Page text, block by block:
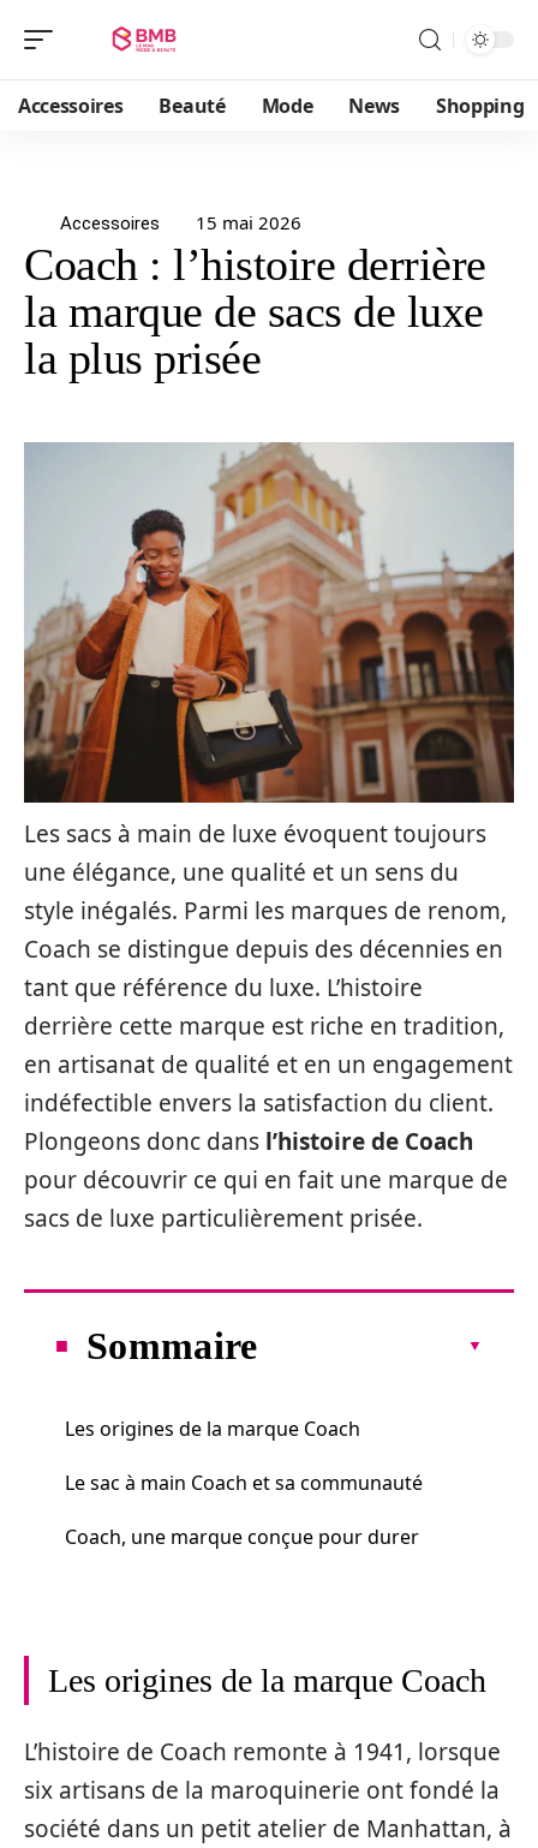
Accessoires Beauté Mode News Shopping
Accessoires 15 mai 2026
Coach : l’histoire derrière
la marque de sacs de luxe
la plus prisée
Les sacs à main de luxe évoquent toujours
une élégance, une qualité et un sens du
style inégalés. Parmi les marques de renom,
Coach se distingue depuis des décennies en
tant que référence du luxe. L’histoire
derrière cette marque est riche en tradition,
en artisanat de qualité et en un engagement
indéfectible envers la satisfaction du client.
Plongeons donc dans l’histoire de Coach
pour découvrir ce qui en fait une marque de
sacs de luxe particulièrement prisée.
Sommaire
Les origines de la marque Coach
Le sac à main Coach et sa communauté
Coach, une marque conçue pour durer
Les origines de la marque Coach
L’histoire de Coach remonte à 1941, lorsque
six artisans de la maroquinerie ont fondé la
société dans un petit atelier de Manhattan, à